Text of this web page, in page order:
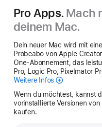
Pro Apps. Mach
deinem Mac.
Dein neuer Mac wird mit
Probeabo von Apple
One-Abonnement, das
Pro, Logic Pro, Pixelmator
Weitere Infos Apple
Studio
Wenn du möchtest, kannst
vorinstallierte Versionen
kaufen.